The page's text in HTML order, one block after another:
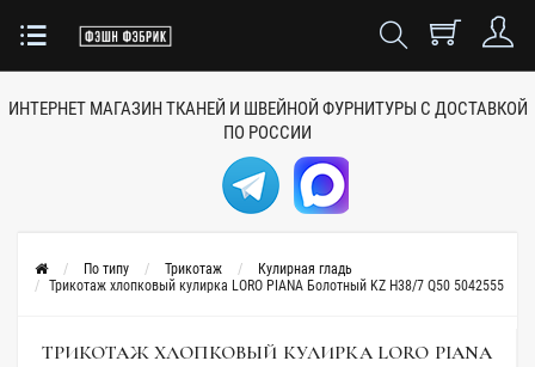
ИНТЕРНЕТ МАГАЗИН ТКАНЕЙ И ШВЕЙНОЙ ФУРНИТУРЫ С ДОСТАВКОЙ
ПО РОССИИ
По типу Трикотаж
Кулирная гладь
Трикотаж хлопковый кулирка LORO PIANA Болотный KZ H38/7 Q50 5042555
ТРИКОТАЖ ХЛОПКОВЫЙ КУЛИРКА LORO PIANA